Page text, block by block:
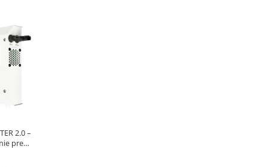
2.0 –
pre…